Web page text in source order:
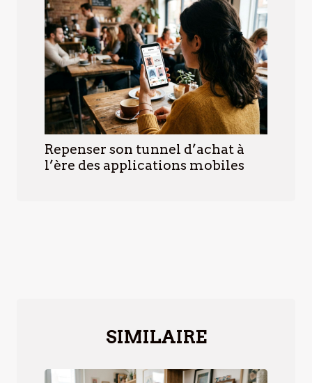
Repenser son tunnel d’achat à
l’ère des applications mobiles
SIMILAIRE